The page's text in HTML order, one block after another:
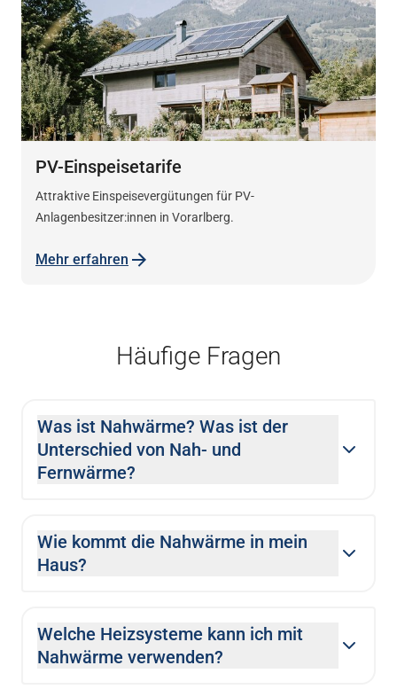
PV-Einspeisetarife
Attraktive Einspeisevergütungen für PV-
Anlagenbesitzer:innen in Vorarlberg.
Mehr erfahren
Häufige Fragen
Was ist Nahwärme? Was ist der
Unterschied von Nah- und
Fernwärme?
Wie kommt die Nahwärme in mein
Haus?
Welche Heizsysteme kann ich mit
Nahwärme verwenden?